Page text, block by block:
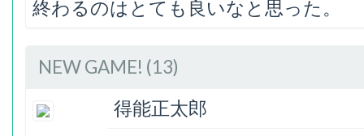
終わるのはとても良いなと思った。
NEW GAME! (13)
得能正太郎